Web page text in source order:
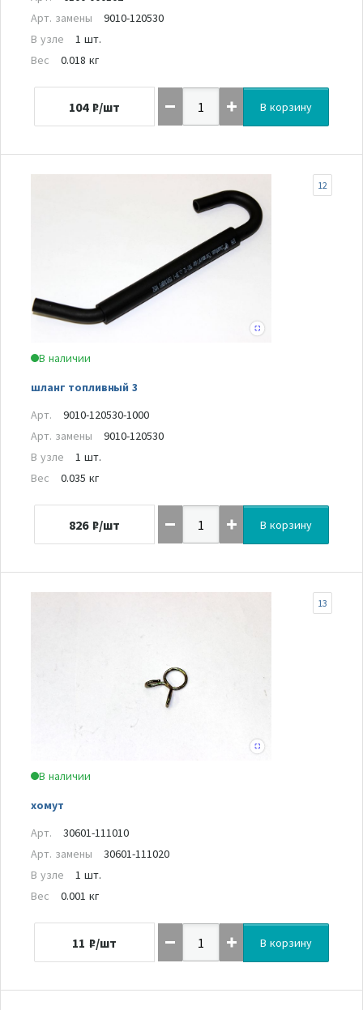
Арт. замены
9010-120530
В узле
1 шт.
Вес
0.018 кг
104 ₽/шт В корзину
В наличии
шланг топливный 3
12
Арт.
9010-120530-1000
Арт. замены
9010-120530
В узле
1 шт.
Вес
0.035 кг
826 ₽/шт В корзину
В наличии
хомут
13
Арт.
30601-111010
Арт. замены
30601-111020
В узле
1 шт.
Вес
0.001 кг
11 ₽/шт В корзину